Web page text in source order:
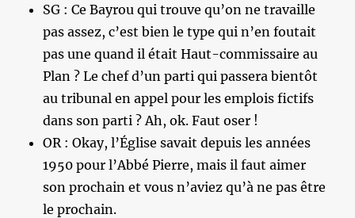
SG : Ce Bayrou qui trouve qu’on ne travaille
pas assez, c’est bien le type qui n’en foutait
pas une quand il était Haut-commissaire au
Plan ? Le chef d’un parti qui passera bientôt
au tribunal en appel pour les emplois fictifs
dans son parti ? Ah, ok. Faut oser !
OR : Okay, l’Église savait depuis les années
1950 pour l’Abbé Pierre, mais il faut aimer
son prochain et vous n’aviez qu’à ne pas être
le prochain.